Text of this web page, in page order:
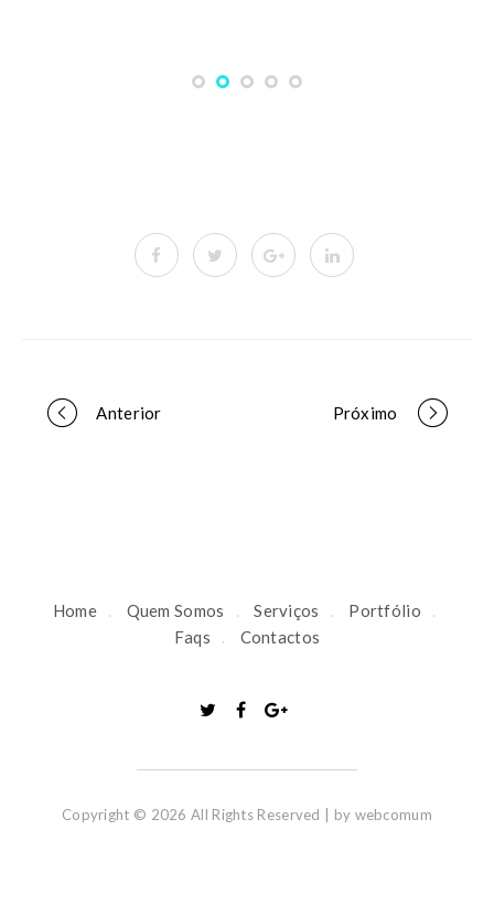
P
Anterior Próximo
Home Quem Somos Serviços
Portfólio
Faqs
Contactos
Copyright © 2026 All Rights Reserved | by webcomum